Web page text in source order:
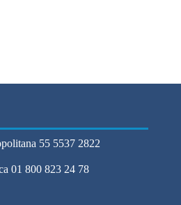
55 5537 2822
01 800 823 24 78